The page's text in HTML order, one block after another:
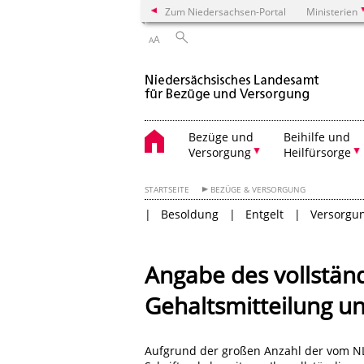
Zum Niedersachsen-Portal Ministerien
AA
Bezüge und
Versorgung
Beihilfe und
Heilfürsorge
STARTSEITE BEZÜGE & VERSORGUNG
Besoldung Entgelt
Angabe des
Gehaltsmitteilung
Aufgrund der großen Anzahl der vom